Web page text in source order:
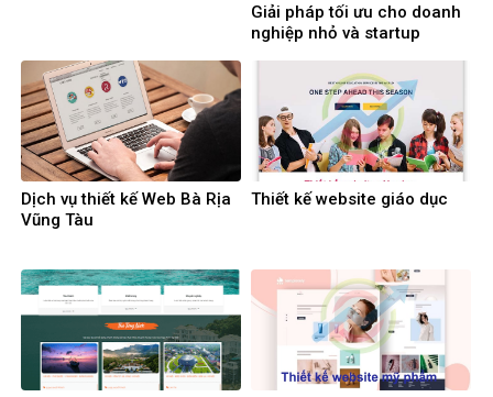
Giải pháp tối ưu cho doanh
nghiệp nhỏ và startup
Dịch vụ thiết kế Web Bà Rịa
Vũng Tàu
Thiết kế website giáo dục